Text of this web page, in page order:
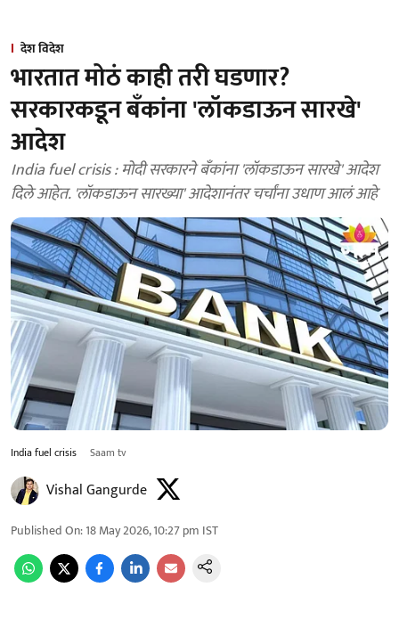
देश विदेश
भारतात मोठं काही तरी घडणार?
सरकारकडून बँकांना 'लॉकडाऊन सारखे'
आदेश
India fuel crisis : मोदी सरकारने बँकांना 'लॉकडाऊन सारखे' आदेश
दिले आहेत. 'लॉकडाऊन सारख्या' आदेशानंतर चर्चांना उधाण आलं आहे
India fuel crisis Saam tv
Vishal Gangurde
Published On:18 May 2026, 10:27 pm IST